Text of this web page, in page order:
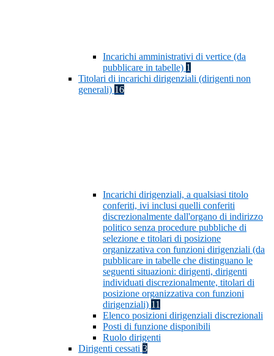
Incarichi amministrativi di vertice (da
pubblicare in tabelle) 1
Titolari di incarichi dirigenziali (dirigenti non
generali) 16
Incarichi dirigenziali, a qualsiasi titolo
conferiti, ivi inclusi quelli conferiti
discrezionalmente dall'organo di indirizzo
politico senza procedure pubbliche di
selezione e titolari di posizione
organizzativa con funzioni dirigenziali (da
pubblicare in tabelle che distinguano le
seguenti situazioni: dirigenti, dirigenti
individuati discrezionalmente, titolari di
posizione organizzativa con funzioni
dirigenziali) 11
Elenco posizioni dirigenziali discrezionali
Posti di funzione disponibili
Ruolo dirigenti
Dirigenti cessati 3